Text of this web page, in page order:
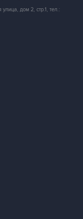
дом 2, стр.1, тел.: